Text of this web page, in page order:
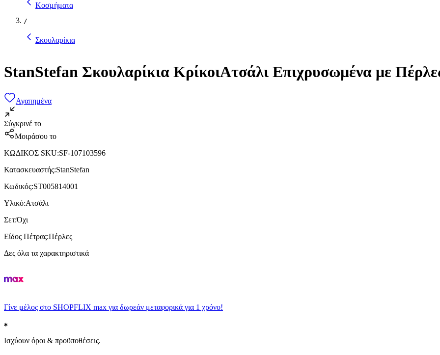
Κοσμήματα
/
Σκουλαρίκια
StanStefan Σκουλαρίκια ΚρίκοιΑτσάλι Επιχρυσωμένα με
Αγαπημένα
Σύγκρινέ το
Μοιράσου το
ΚΩΔΙΚΟΣ SKU:SF-107103596
Κατασκευαστής:StanStefan
Κωδικός:ST005814001
Υλικό:Ατσάλι
Σετ:Όχι
Είδος Πέτρας:Πέρλες
Δες όλα τα χαρακτηριστικά
Γίνε μέλος στο SHOPFLIX max για δωρεάν μεταφορικά για 1 χρόνο!
Ισχύουν όροι & προϋποθέσεις.